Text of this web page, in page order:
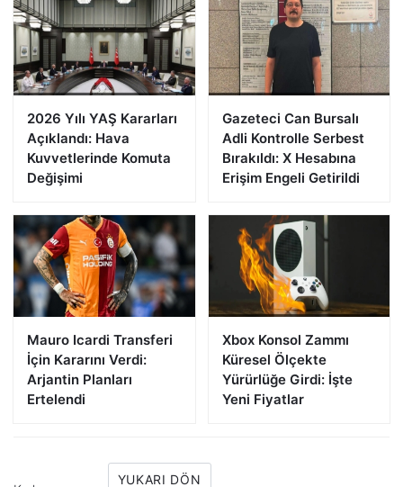
2026 Yılı YAŞ Kararları
Açıklandı: Hava
Kuvvetlerinde Komuta
Değişimi
Gazeteci Can Bursalı
Adli Kontrolle Serbest
Bırakıldı: X Hesabına
Erişim Engeli Getirildi
Mauro Icardi Transferi
İçin Kararını Verdi:
Arjantin Planları
Ertelendi
Xbox Konsol Zammı
Küresel Ölçekte
Yürürlüğe Girdi: İşte
Yeni Fiyatlar
YUKARI DÖN